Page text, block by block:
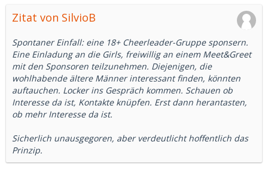
Zitat von SilvioB
Spontaner Einfall: eine 18+ Cheerleader-Gruppe sponsern.
Eine Einladung an die Girls, freiwillig an einem Meet&Greet
mit den Sponsoren teilzunehmen. Diejenigen, die
wohlhabende ältere Männer interessant finden, könnten
auftauchen. Locker ins Gespräch kommen. Schauen ob
Interesse da ist, Kontakte knüpfen. Erst dann herantasten,
ob mehr Interesse da ist.
Sicherlich unausgegoren, aber verdeutlicht hoffentlich das
Prinzip.